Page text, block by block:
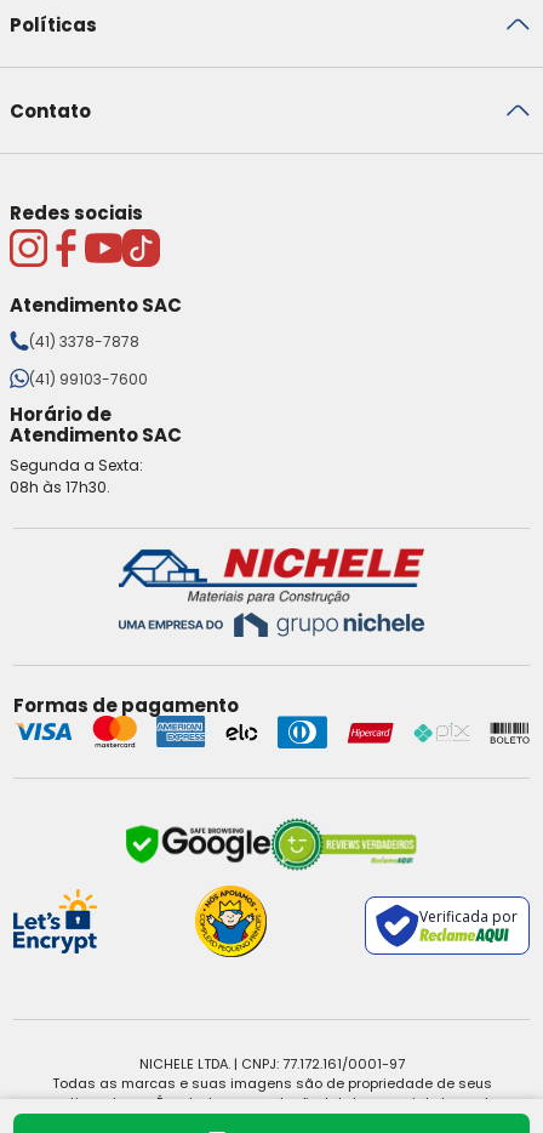
Políticas
Contato
Redes sociais
Atendimento SAC
(41) 3378-7878
(41) 99103-7600
Horário de
Atendimento SAC
Segunda a Sexta:
08h às 17h30.
Formas de pagamento
Verificada por
NICHELE LTDA. | CNPJ: 77.172.161/0001-97
Todas as marcas e suas imagens são de propriedade de seus
respectivos donos. É vedada a reprodução, total ou parcial, de qualquer